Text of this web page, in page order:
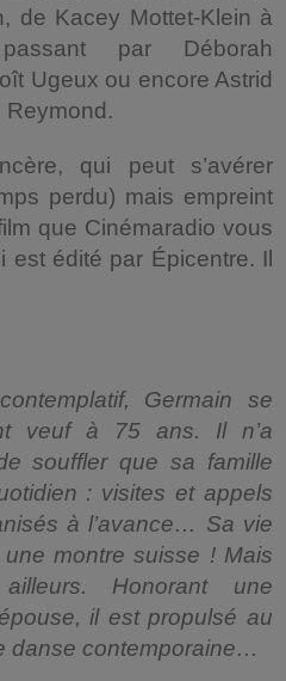
de Kacey Mottet-Klein à
par Déborah
Ugeux ou encore Astrid
Reymond.
qui peut s’avérer
perdu) mais empreint
que Cinémaradio vous
est édité par Épicentre. Il
Germain se
veuf à 75 ans. Il n’a
souffler que sa famille
: visites et appels
à l’avance… Sa vie
montre suisse ! Mais
Honorant une
il est propulsé au
danse contemporaine…